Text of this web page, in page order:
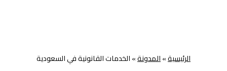
الرئيسية»المدونة»الخدمات القانونية في السعودية